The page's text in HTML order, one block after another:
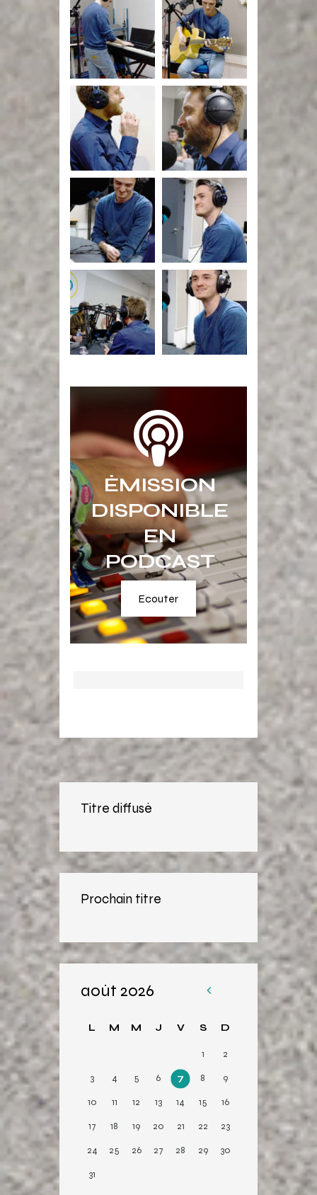
ÉMISSION
DISPONIBLE
EN
PODCAST
Ecouter
Titre diffusé
Prochain titre
août 2026
L M M J V S D
1
2
3
4 5 6 7 8
9
10
11 12 13 14 15
16
17
18 19 20 21 22
23
24
25 26 27 28 29
30
31
«
r